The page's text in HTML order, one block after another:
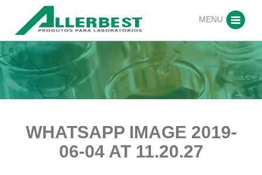
MENU
WHATSAPP IMAGE 2019-
06-04 AT 11.20.27